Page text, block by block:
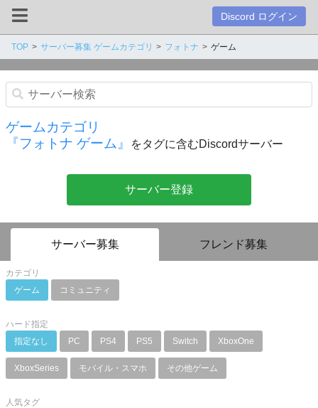
Discord ログイン
TOP サーバー募集 ゲームカテゴリ フォトナ ゲーム
ゲームカテゴリ
『フォトナ ゲーム』
をタグに含むDiscordサーバー
サーバー登録
サーバー募集 フレンド募集
カテゴリ
ゲーム
コミュニティ
ハード指定
指定なし
PC PS4 PS5 Switch XboxOne
XboxSeries モバイル・スマホ その他ゲーム
人気タグ